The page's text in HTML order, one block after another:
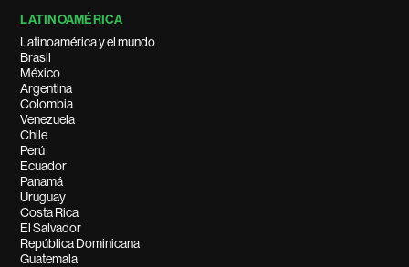
LATINOAMÉRICA
Latinoamérica y el mundo
Brasil
México
Argentina
Colombia
Venezuela
Chile
Perú
Ecuador
Panamá
Uruguay
Costa Rica
El Salvador
República Dominicana
Guatemala